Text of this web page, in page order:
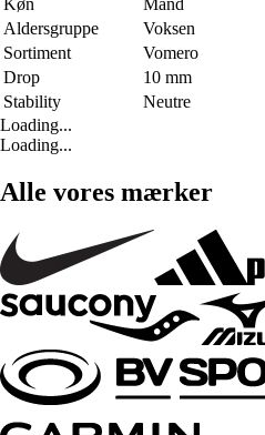
Aldersgruppe
Voksen
Sortiment
Vomero
Drop
10 mm
Stability
Neutre
Loading...
Loading...
Alle vores mærker